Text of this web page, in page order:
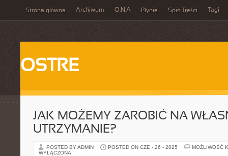
Strona główna Archiwum O.N.A Płynie Spis Treści Tagi
OSTRE
JAK MOŻEMY ZAROBIĆ NA
UTRZYMANIE?
POSTED BY ADMIN POSTED ON CZE - 26 - 2025
MOŻLIWOŚĆ
WYŁĄCZONA